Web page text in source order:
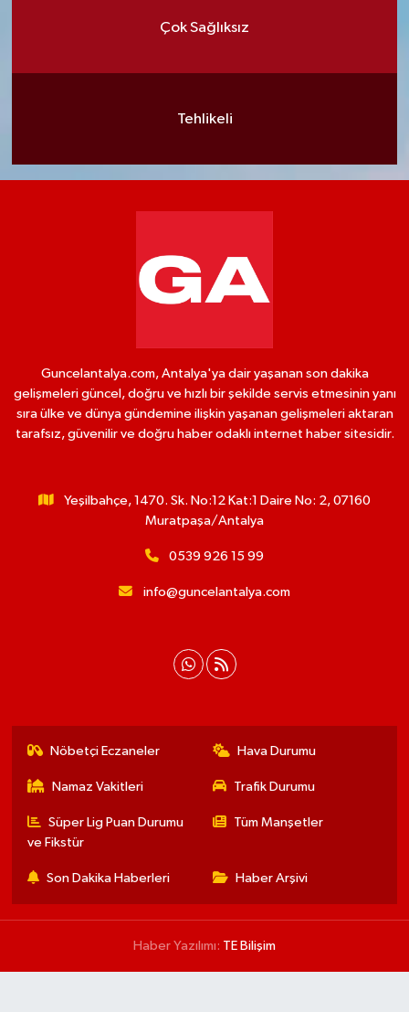
Çok Sağlıksız
Tehlikeli
Guncelantalya.com, Antalya'ya dair yaşanan son dakika
gelişmeleri güncel, doğru ve hızlı bir şekilde servis etmesinin yanı
sıra ülke ve dünya gündemine ilişkin yaşanan gelişmeleri aktaran
tarafsız, güvenilir ve doğru haber odaklı internet haber sitesidir.
Yeşilbahçe, 1470. Sk. No:12 Kat:1 Daire No: 2, 07160
Muratpaşa/Antalya
0539 926 15 99
info@guncelantalya.com
Nöbetçi Eczaneler Hava Durumu
Namaz Vakitleri Trafik Durumu
Süper Lig Puan Durumu
ve Fikstür
Tüm Manşetler
Son Dakika Haberleri Haber Arşivi
Haber Yazılımı: TE Bilişim